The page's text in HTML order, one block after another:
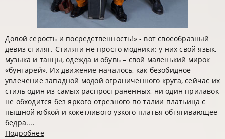
Долой серость и посредственность!» - вот своеобразный
девиз стиляг. Стиляги не просто модники: у них свой язык,
музыка и танцы, одежда и обувь – свой маленький мирок
«бунтарей». Их движение началось, как безобидное
увлечение западной модой ограниченного круга, сейчас их
стиль один из самых распространенных, ни один прилавок
не обходится без яркого отрезного по талии платьица с
пышной юбкой и кокетливого узкого платья обтягивающее
бедра....
Подробнее